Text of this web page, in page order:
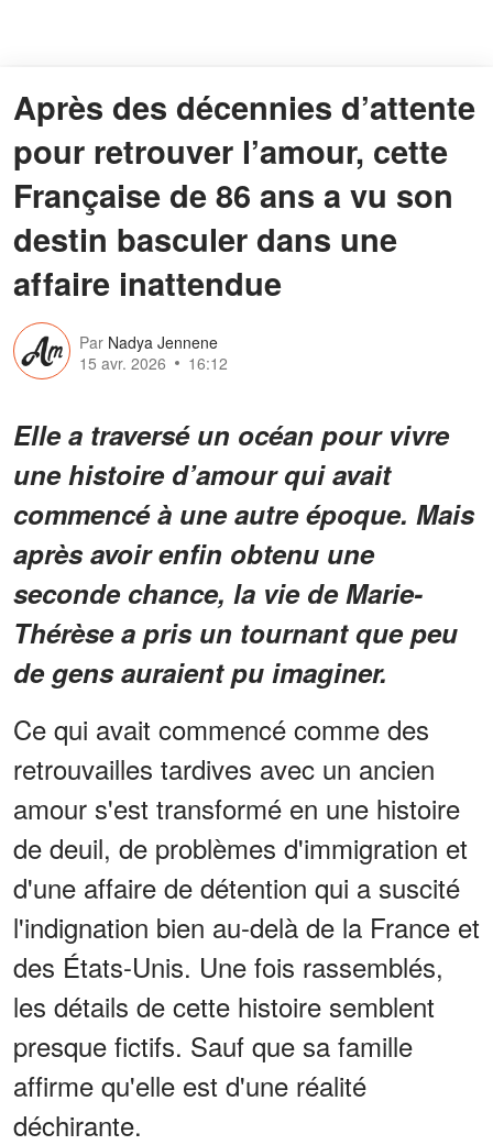
Après des décennies d’attente
pour retrouver l’amour, cette
Française de 86 ans a vu son
destin basculer dans une
affaire inattendue
Par Nadya Jennene
15 avr. 2026
16:12
Elle a traversé un océan pour vivre
une histoire d’amour qui avait
commencé à une autre époque. Mais
après avoir enfin obtenu une
seconde chance, la vie de Marie-
Thérèse a pris un tournant que peu
de gens auraient pu imaginer.
Ce qui avait commencé comme des
retrouvailles tardives avec un ancien
amour s'est transformé en une histoire
de deuil, de problèmes d'immigration et
d'une affaire de détention qui a suscité
l'indignation bien au-delà de la France et
des États-Unis. Une fois rassemblés,
les détails de cette histoire semblent
presque fictifs. Sauf que sa famille
affirme qu'elle est d'une réalité
déchirante.